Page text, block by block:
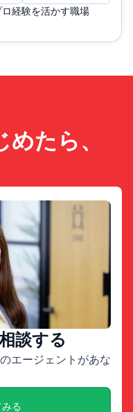
経験を活かす職場
たら、
談する
エージェントがあな
る